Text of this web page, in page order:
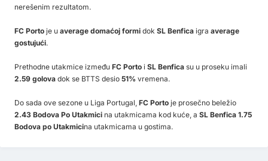
nerešenim rezultatom.
FC Porto je u average domaćoj formi dok SL Benfica igra average
gostujući.
Prethodne utakmice između FC Porto i SL Benfica su u proseku imali
2.59 golova dok se BTTS desio 51% vremena.
Do sada ove sezone u Liga Portugal, FC Porto je prosečno beležio
2.43 Bodova Po Utakmici na utakmicama kod kuće, a SL Benfica 1.75
Bodova po Utakmicina utakmicama u gostima.